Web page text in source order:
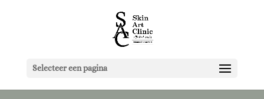
Selecteer een pagina